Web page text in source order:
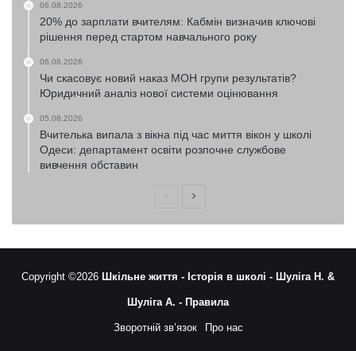
06.08.2026
20% до зарплати вчителям: Кабмін визначив ключові
рішення перед стартом навчального року
06.08.2026
Чи скасовує новий наказ МОН групи результатів?
Юридичний аналіз нової системи оцінювання
05.08.2026
Вчителька випала з вікна під час миття вікон у школі
Одеси: департамент освіти розпочне службове
вивчення обставин
ПопередняНаступна
Copyright ©2026 Шкільне життя - Історія в школі - Шуліга Н. &
Шуліга А. - Правила
Зворотній зв’язок Про нас